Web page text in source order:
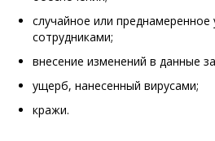
случайное или преднамеренное
сотрудниками;
внесение изменений в данные
ущерб, нанесенный вирусами;
кражи.